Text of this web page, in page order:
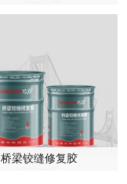
桥梁铰缝修复胶